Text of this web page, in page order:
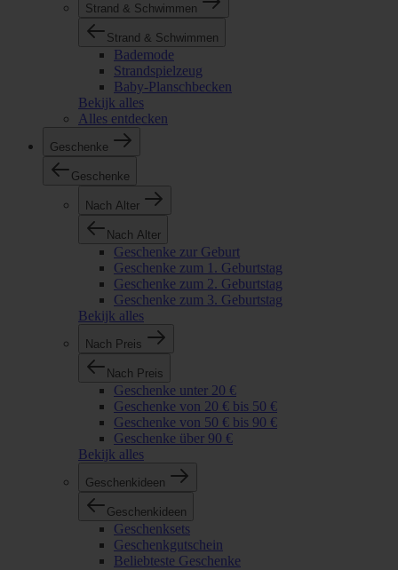
Strand & Schwimmen
Strand & Schwimmen
Bademode
Strandspielzeug
Baby-Planschbecken
Bekijk alles
Alles entdecken
Geschenke
Geschenke
Nach Alter
Nach Alter
Geschenke zur Geburt
Geschenke zum 1. Geburtstag
Geschenke zum 2. Geburtstag
Geschenke zum 3. Geburtstag
Bekijk alles
Nach Preis
Nach Preis
Geschenke unter 20 €
Geschenke von 20 € bis 50 €
Geschenke von 50 € bis 90 €
Geschenke über 90 €
Bekijk alles
Geschenkideen
Geschenkideen
Geschenksets
Geschenkgutschein
Beliebteste Geschenke